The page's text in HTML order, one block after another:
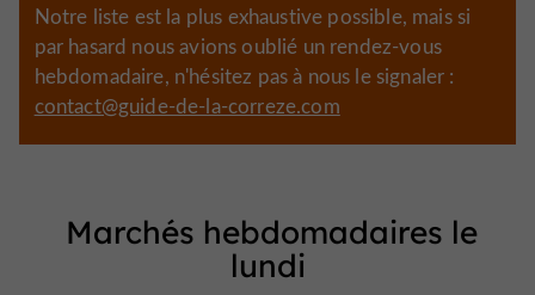
Notre liste est la plus exhaustive possible, mais si
par hasard nous avions oublié un rendez-vous
hebdomadaire, n'hésitez pas à nous le signaler :
contact@guide-de-la-correze.com
Marchés hebdomadaires le
lundi